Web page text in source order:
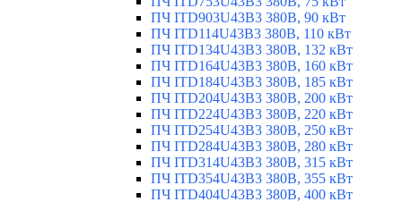
ПЧ ITD903U43B3 380В, 90 кВт
ПЧ ITD114U43B3 380В, 110 кВт
ПЧ ITD134U43B3 380В, 132 кВт
ПЧ ITD164U43B3 380В, 160 кВт
ПЧ ITD184U43B3 380В, 185 кВт
ПЧ ITD204U43B3 380В, 200 кВт
ПЧ ITD224U43B3 380В, 220 кВт
ПЧ ITD254U43B3 380В, 250 кВт
ПЧ ITD284U43B3 380В, 280 кВт
ПЧ ITD314U43B3 380В, 315 кВт
ПЧ ITD354U43B3 380В, 355 кВт
ПЧ ITD404U43B3 380В, 400 кВт